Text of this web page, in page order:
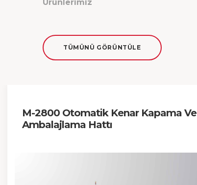
Ürünlerimiz
TÜMÜNÜ GÖRÜNTÜLE
M-2800 Otomatik Kenar Kapama Ve
Ambalajlama Hattı